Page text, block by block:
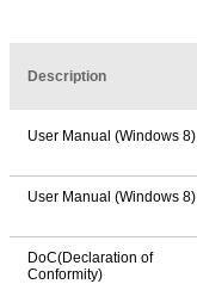
Description
User Manual (Windows 8)
User Manual (Windows 8)
DoC(Declaration of
Conformity)